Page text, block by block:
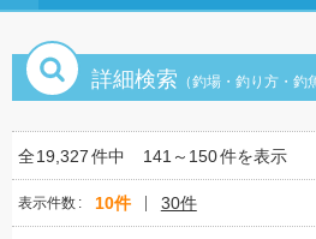
詳細検索 （釣場・釣り方・釣
全19,327件中 141～150件を表示
表示件数 10件 30件